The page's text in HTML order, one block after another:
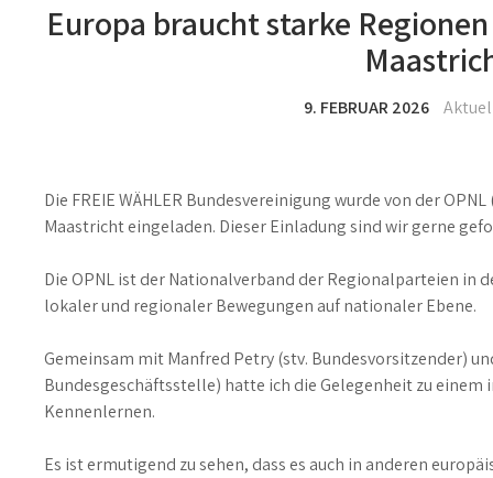
Europa braucht starke
9. FEBRUAR 2026
Die FREIE WÄHLER Bundesvereinigung wurde von der
Maastricht eingeladen. Dieser Einladung sind wir gerne
Die OPNL ist der Nationalverband der Regionalparteien in
lokaler und regionaler Bewegungen auf nationaler Ebene.
Gemeinsam mit Manfred Petry (stv. Bundesvorsitzender)
Bundesgeschäftsstelle) hatte ich die Gelegenheit zu einem
Kennenlernen.
Es ist ermutigend zu sehen, dass es auch in anderen